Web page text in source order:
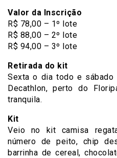
Valor da Inscrição
R$ 78,00 – 1º lote
R$ 88,00 – 2º lote
R$ 94,00 – 3º lote
Retirada do kit
Sexta o dia todo e
Decathlon, perto do
tranquila.
Kit
Veio no kit camisa
número de peito, chip
barrinha de cereal,